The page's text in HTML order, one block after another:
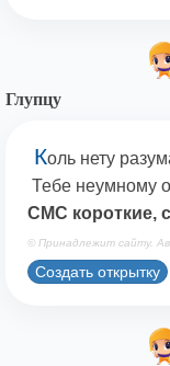
Глупцу
Коль нету
Тебе неумному
СМС короткие,
© Принадлежит сайту.
Создать открытку